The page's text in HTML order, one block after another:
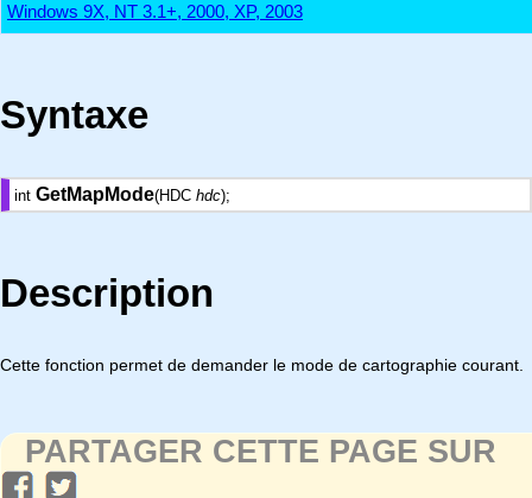
Windows 9X, NT 3.1+, 2000, XP, 2003
Syntaxe
int GetMapMode(HDC hdc);
Description
Cette fonction permet de demander le mode de cartographie courant.
PARTAGER CETTE PAGE SUR